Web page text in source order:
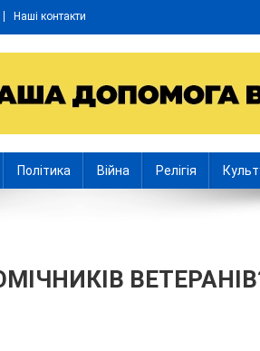
Наші контакти
Політика Війна Релігія